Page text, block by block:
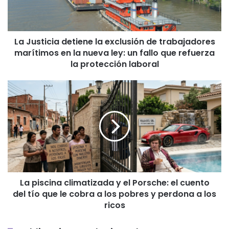
en
nueva
fallo
que
refuerza
la
protección
laboral
La Justicia detiene la exclusión de trabajadores
marítimos en la nueva ley: un fallo que refuerza
la protección laboral
La
piscina
climatizada
y
el
Porsche:
el
cuento
del
que
La piscina climatizada y el Porsche: el cuento
del tío que le cobra a los pobres y perdona a los
ricos